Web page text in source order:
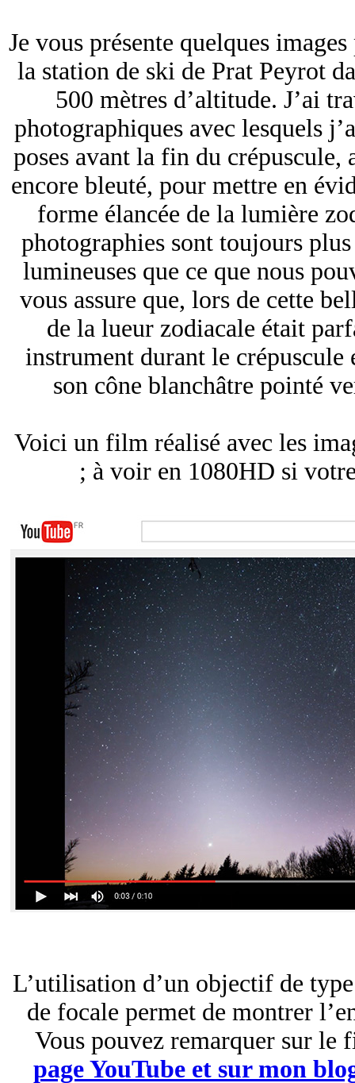
Je vous présente quelques
la station de ski de Prat Peyrot
500 mètres d’altitude. J’ai
photographiques avec lesquels
poses avant la fin du
encore bleuté, pour mettre en
forme élancée de la lumière
photographies sont toujours
lumineuses que ce que nous
vous assure que, lors de cette
de la lueur zodiacale était
instrument durant le
son cône blanchâtre pointé
Voici un film réalisé avec les
; à voir en 1080HD si
L’utilisation d’un objectif de
de focale permet de montrer
Vous pouvez remarquer sur
page YouTube et sur mon